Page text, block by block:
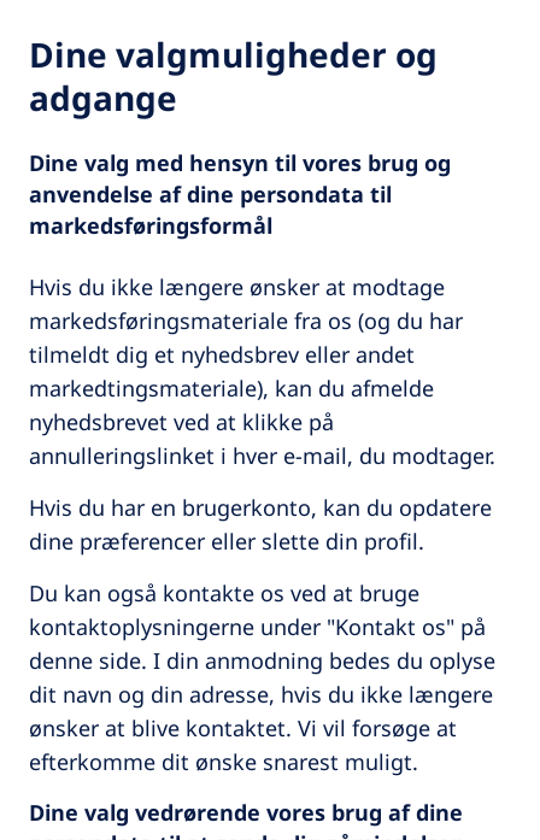
Dine valgmuligheder og
adgange
Dine valg med hensyn til vores brug og
anvendelse af dine persondata til
markedsføringsformål
Hvis du ikke længere ønsker at modtage
markedsføringsmateriale fra os (og du har
tilmeldt dig et nyhedsbrev eller andet
markedtingsmateriale), kan du afmelde
nyhedsbrevet ved at klikke på
annulleringslinket i hver e-mail, du modtager.
Hvis du har en brugerkonto, kan du opdatere
dine præferencer eller slette din profil.
Du kan også kontakte os ved at bruge
kontaktoplysningerne under "Kontakt os" på
denne side. I din anmodning bedes du oplyse
dit navn og din adresse, hvis du ikke længere
ønsker at blive kontaktet. Vi vil forsøge at
efterkomme dit ønske snarest muligt.
Dine valg vedrørende vores brug af dine